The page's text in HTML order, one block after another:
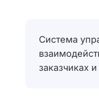
Система
заказчиках